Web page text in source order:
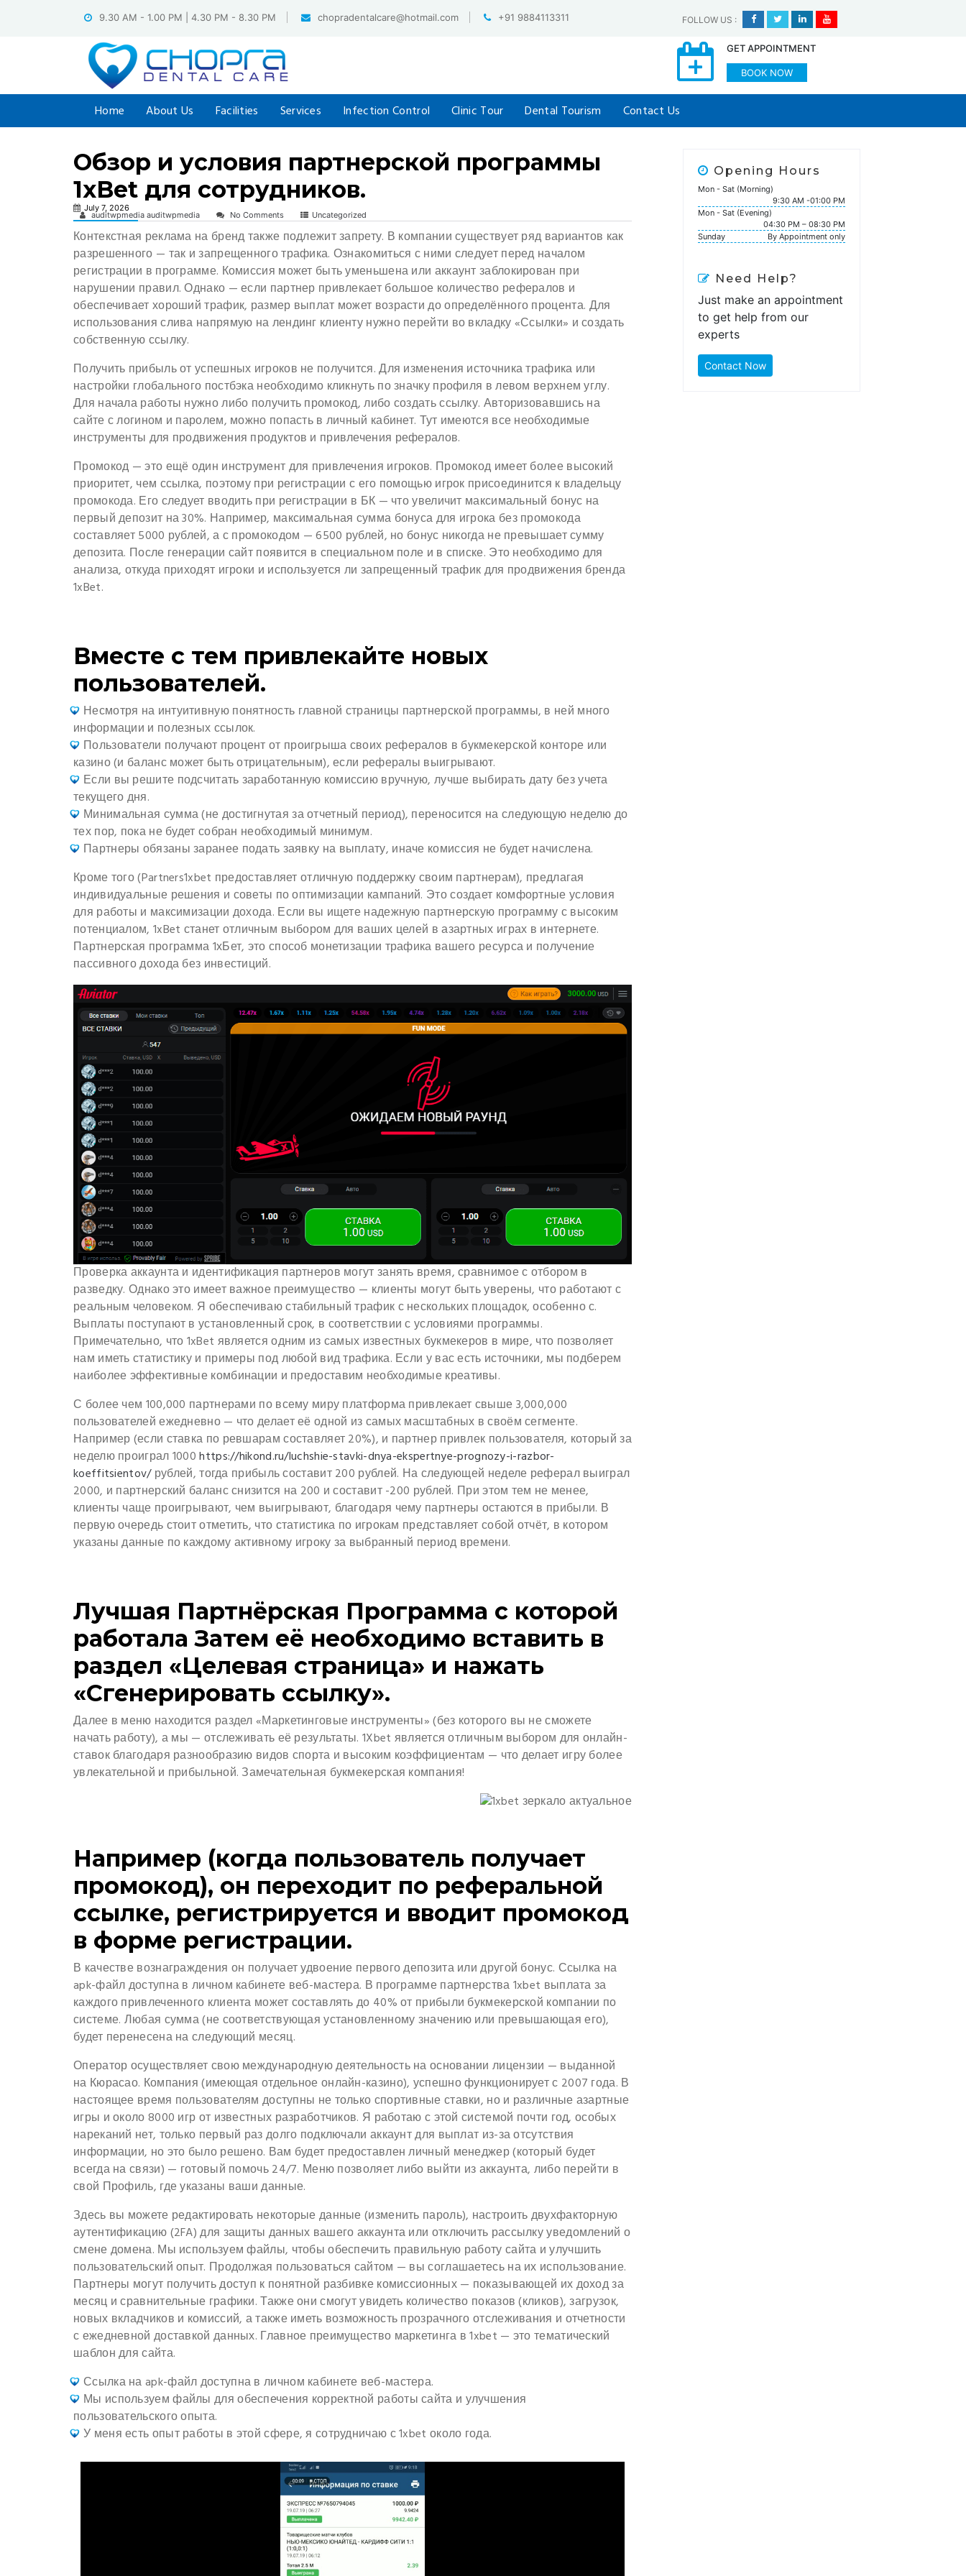
9.30 AM - 1.00 PM | 4.30 PM - 8.30 PM chopradentalcare@hotmail.com +91 9884113311 FOLLOW US :
GET APPOINTMENT
BOOK NOW
Home About Us Facilities Services Infection Control Clinic Tour Dental Tourism Contact Us
Обзор и условия партнерской программы
1хBet для сотрудников.
July 7, 2026
auditwpmedia auditwpmedia No Comments Uncategorized
Контекстная реклама на бренд также подлежит запрету. В компании существует ряд вариантов как
разрешенного — так и запрещенного трафика. Ознакомиться с ними следует перед началом
регистрации в программе. Комиссия может быть уменьшена или аккаунт заблокирован при
нарушении правил. Однако — если партнер привлекает большое количество рефералов и
обеспечивает хороший трафик, размер выплат может возрасти до определённого процента. Для
использования слива напрямую на лендинг клиенту нужно перейти во вкладку «Ссылки» и создать
собственную ссылку.
Получить прибыль от успешных игроков не получится. Для изменения источника трафика или
настройки глобального постбэка необходимо кликнуть по значку профиля в левом верхнем углу.
Для начала работы нужно либо получить промокод, либо создать ссылку. Авторизовавшись на
сайте с логином и паролем, можно попасть в личный кабинет. Тут имеются все необходимые
инструменты для продвижения продуктов и привлечения рефералов.
Промокод — это ещё один инструмент для привлечения игроков. Промокод имеет более высокий
приоритет, чем ссылка, поэтому при регистрации с его помощью игрок присоединится к владельцу
промокода. Его следует вводить при регистрации в БК — что увеличит максимальный бонус на
первый депозит на 30%. Например, максимальная сумма бонуса для игрока без промокода
составляет 5000 рублей, а с промокодом — 6500 рублей, но бонус никогда не превышает сумму
депозита. После генерации сайт появится в специальном поле и в списке. Это необходимо для
анализа, откуда приходят игроки и используется ли запрещенный трафик для продвижения бренда
1xBet.
Вместе с тем привлекайте новых
пользователей.
Несмотря на интуитивную понятность главной страницы партнерской программы, в ней много
информации и полезных ссылок.
Пользователи получают процент от проигрыша своих рефералов в букмекерской конторе или
казино (и баланс может быть отрицательным), если рефералы выигрывают.
Если вы решите подсчитать заработанную комиссию вручную, лучше выбирать дату без учета
текущего дня.
Минимальная сумма (не достигнутая за отчетный период), переносится на следующую неделю до
тех пор, пока не будет собран необходимый минимум.
Партнеры обязаны заранее подать заявку на выплату, иначе комиссия не будет начислена.
Кроме того (Partners1xbet предоставляет отличную поддержку своим партнерам), предлагая
индивидуальные решения и советы по оптимизации кампаний. Это создает комфортные условия
для работы и максимизации дохода. Если вы ищете надежную партнерскую программу с высоким
потенциалом, 1xBet станет отличным выбором для ваших целей в азартных играх в интернете.
Партнерская программа 1хБет, это способ монетизации трафика вашего ресурса и получение
пассивного дохода без инвестиций.
Проверка аккаунта и идентификация партнеров могут занять время, сравнимое с отбором в
разведку. Однако это имеет важное преимущество — клиенты могут быть уверены, что работают с
реальным человеком. Я обеспечиваю стабильный трафик с нескольких площадок, особенно с.
Выплаты поступают в установленный срок, в соответствии с условиями программы.
Примечательно, что 1xBet является одним из самых известных букмекеров в мире, что позволяет
нам иметь статистику и примеры под любой вид трафика. Если у вас есть источники, мы подберем
наиболее эффективные комбинации и предоставим необходимые креативы.
С более чем 100,000 партнерами по всему миру платформа привлекает свыше 3,000,000
пользователей ежедневно — что делает её одной из самых масштабных в своём сегменте.
Например (если ставка по ревшарам составляет 20%), и партнер привлек пользователя, который за
неделю проиграл 1000https://hikond.ru/luchshie-stavki-dnya-ekspertnye-prognozy-i-razbor-
koeffitsientov/рублей, тогда прибыль составит 200 рублей. На следующей неделе реферал выиграл
2000, и партнерский баланс снизится на 200 и составит -200 рублей. При этом тем не менее,
клиенты чаще проигрывают, чем выигрывают, благодаря чему партнеры остаются в прибыли. В
первую очередь стоит отметить, что статистика по игрокам представляет собой отчёт, в котором
указаны данные по каждому активному игроку за выбранный период времени.
Лучшая Партнёрская Программа с которой
работала Затем её необходимо вставить в
раздел «Целевая страница» и нажать
«Сгенерировать ссылку».
Далее в меню находится раздел «Маркетинговые инструменты» (без которого вы не сможете
начать работу), а мы — отслеживать её результаты. 1Xbet является отличным выбором для онлайн-
ставок благодаря разнообразию видов спорта и высоким коэффициентам — что делает игру более
увлекательной и прибыльной. Замечательная букмекерская компания!
Например (когда пользователь получает
промокод), он переходит по реферальной
ссылке, регистрируется и вводит промокод
в форме регистрации.
В качестве вознаграждения он получает удвоение первого депозита или другой бонус. Ссылка на
apk-файл доступна в личном кабинете веб-мастера. В программе партнерства 1xbet выплата за
каждого привлеченного клиента может составлять до 40% от прибыли букмекерской компании по
системе. Любая сумма (не соответствующая установленному значению или превышающая его),
будет перенесена на следующий месяц.
Оператор осуществляет свою международную деятельность на основании лицензии — выданной
на Кюрасао. Компания (имеющая отдельное онлайн-казино), успешно функционирует с 2007 года. В
настоящее время пользователям доступны не только спортивные ставки, но и различные азартные
игры и около 8000 игр от известных разработчиков. Я работаю с этой системой почти год, особых
нареканий нет, только первый раз долго подключали аккаунт для выплат из-за отсутствия
информации, но это было решено. Вам будет предоставлен личный менеджер (который будет
всегда на связи) — готовый помочь 24/7. Меню позволяет либо выйти из аккаунта, либо перейти в
свой Профиль, где указаны ваши данные.
Здесь вы можете редактировать некоторые данные (изменить пароль), настроить двухфакторную
аутентификацию (2FA) для защиты данных вашего аккаунта или отключить рассылку уведомлений о
смене домена. Мы используем файлы, чтобы обеспечить правильную работу сайта и улучшить
пользовательский опыт. Продолжая пользоваться сайтом — вы соглашаетесь на их использование.
Партнеры могут получить доступ к понятной разбивке комиссионных — показывающей их доход за
месяц и сравнительные графики. Также они смогут увидеть количество показов (кликов), загрузок,
новых вкладчиков и комиссий, а также иметь возможность прозрачного отслеживания и отчетности
с ежедневной доставкой данных. Главное преимущество маркетинга в 1xbet — это тематический
шаблон для сайта.
Ссылка на apk-файл доступна в личном кабинете веб-мастера.
Мы используем файлы для обеспечения корректной работы сайта и улучшения
пользовательского опыта.
У меня есть опыт работы в этой сфере, я сотрудничаю с 1xbet около года.
Opening Hours
Mon - Sat (Morning)
9:30 AM -01:00 PM
Mon - Sat (Evening)
04:30 PM – 08:30 PM
Sunday
By Appointment only
Need Help?
Just make an appointment
to get help from our
experts
Contact Now